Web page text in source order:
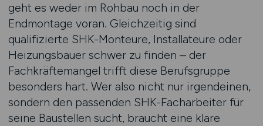
geht es weder im Rohbau noch in der
Endmontage voran. Gleichzeitig sind
qualifizierte SHK-Monteure, Installateure oder
Heizungsbauer schwer zu finden – der
Fachkräftemangel trifft diese Berufsgruppe
besonders hart. Wer also nicht nur irgendeinen,
sondern den passenden SHK-Facharbeiter für
seine Baustellen sucht, braucht eine klare